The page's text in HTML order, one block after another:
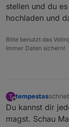
stellen und du
hochladen und
Bitte benutzt das
Immer Daten sichern!
T
Offline
tempestas
Du kannst dir
magst. Schau